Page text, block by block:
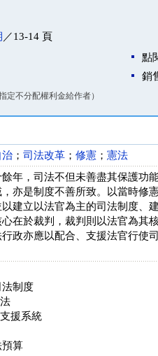
／13-14 頁
點
銷
定不分配權利金給作者）
治 ； 司法改革 ； 修憲 ； 憲法
年，司法不但未善盡其保護功
亦是制度不善所致。以當時修
建立以法官為主的司法制度、
在於裁判，裁判則以法官為其
政亦應以配合、支援法官行使
制度
援系統
預算